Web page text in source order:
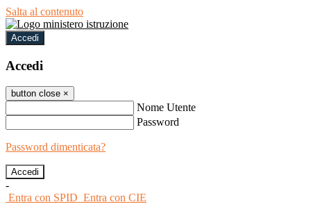
Salta al contenuto
Accedi
Accedi
button close ×
Nome Utente
Password
Password dimenticata?
-
Entra con SPID Entra con CIE